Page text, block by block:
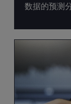
数据的预测